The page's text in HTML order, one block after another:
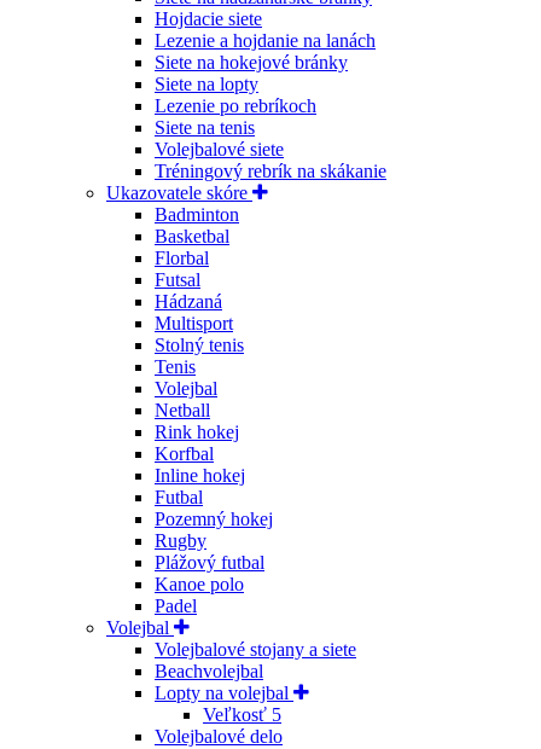
Hojdacie siete
Lezenie a hojdanie na lanách
Siete na hokejové bránky
Siete na lopty
Lezenie po rebríkoch
Siete na tenis
Volejbalové siete
Tréningový rebrík na skákanie
Ukazovatele skóre
Badminton
Basketbal
Florbal
Futsal
Hádzaná
Multisport
Stolný tenis
Tenis
Volejbal
Netball
Rink hokej
Korfbal
Inline hokej
Futbal
Pozemný hokej
Rugby
Plážový futbal
Kanoe polo
Padel
Volejbal
Volejbalové stojany a siete
Beachvolejbal
Lopty na volejbal
Veľkosť 5
Volejbalové delo